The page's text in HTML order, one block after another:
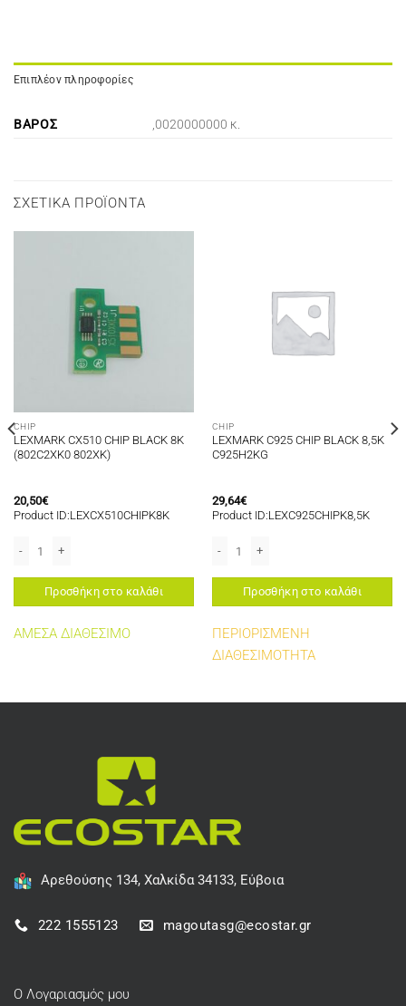
Επιπλέον πληροφορίες
ΒΆΡΟΣ ,0020000000 κ.
ΣΧΕΤΙΚΆ ΠΡΟΪΌΝΤΑ
CHIP
LEXMARK CX510 CHIP BLACK 8K
(802C2XK0 802XK)
20,50€
Product ID:LEXCX510CHIPK8K
Προσθήκη στο καλάθι
ΑΜΕΣΑ ΔΙΑΘΕΣΙΜΟ
CHIP
LEXMARK C925 CHIP BLACK 8,5K
C925H2KG
29,64€
Product ID:LEXC925CHIPK8,5K
Προσθήκη στο καλάθι
ΠΕΡΙΟΡΙΣΜΕΝΗ
ΔΙΑΘΕΣΙΜΟΤΗΤΑ
Αρεθούσης 134, Χαλκίδα 34133, Εύβοια
222 1555123 magoutasg@ecostar.gr
Ο Λογαριασμός μου